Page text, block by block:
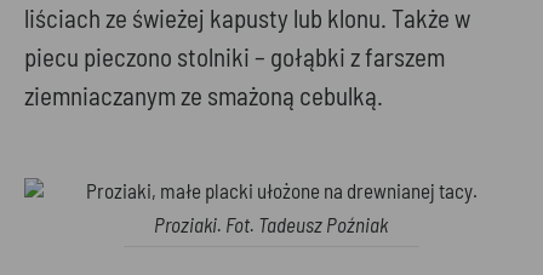
liściach ze świeżej kapusty lub klonu. Także w
piecu pieczono stolniki – gołąbki z farszem
ziemniaczanym ze smażoną cebulką.
Proziaki. Fot. Tadeusz Poźniak